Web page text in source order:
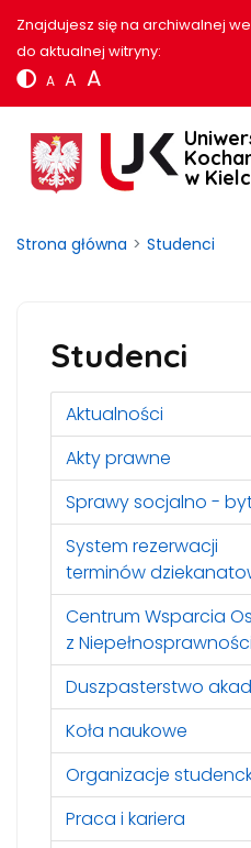
Znajdujesz się na archiwalnej
do aktualnej witryny:
A A A
w
Strona główna Studenci
Studenci
Aktualności
Akty prawne
Sprawy socjalno -
System rezerwacji
terminów
Centrum Wsparcia
z
Duszpasterstwo
Koła naukowe
Organizacje
Praca i kariera